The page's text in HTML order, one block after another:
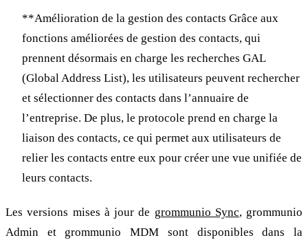
**Amélioration de la gestion des contacts Grâce aux
fonctions améliorées de gestion des contacts, qui
prennent désormais en charge les recherches GAL
(Global Address List), les utilisateurs peuvent rechercher
et sélectionner des contacts dans l’annuaire de
l’entreprise. De plus, le protocole prend en charge la
liaison des contacts, ce qui permet aux utilisateurs de
relier les contacts entre eux pour créer une vue unifiée de
leurs contacts.
Les versions mises à jour de grommunio Sync, grommunio
Admin et grommunio MDM sont disponibles dans la